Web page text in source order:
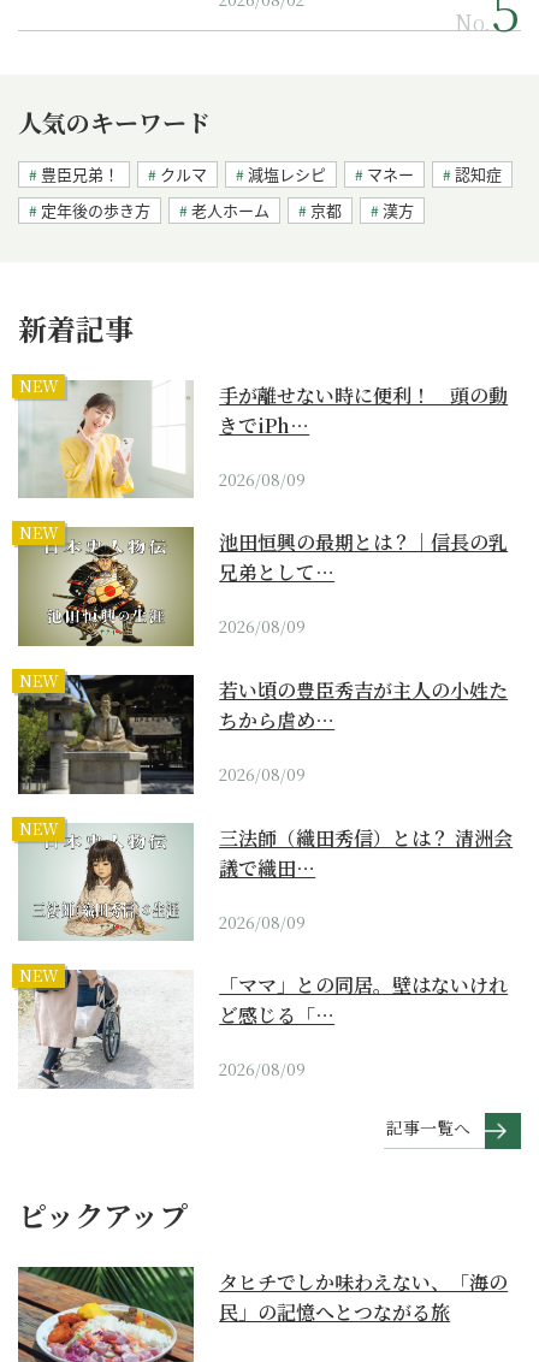
No.
人気のキーワード
豊臣兄弟！ クルマ 減塩レシピ マネー
認知症
定年後の歩き方
老人ホーム 京都 漢方
新着記事
NEW
手が離せない時に便利！ 頭の動
きでiPh…
2026/08/09
NEW
池田恒興の最期とは？｜信長の乳
兄弟として…
2026/08/09
NEW
若い頃の豊臣秀吉が主人の小姓た
ちから虐め…
2026/08/09
NEW
三法師（織田秀信）とは？ 清洲会
議で織田…
2026/08/09
NEW
「ママ」との同居。壁はないけれ
ど感じる「…
2026/08/09
記事一覧へ
ピックアップ
タヒチでしか味わえない、「海の
民」の記憶へとつながる旅